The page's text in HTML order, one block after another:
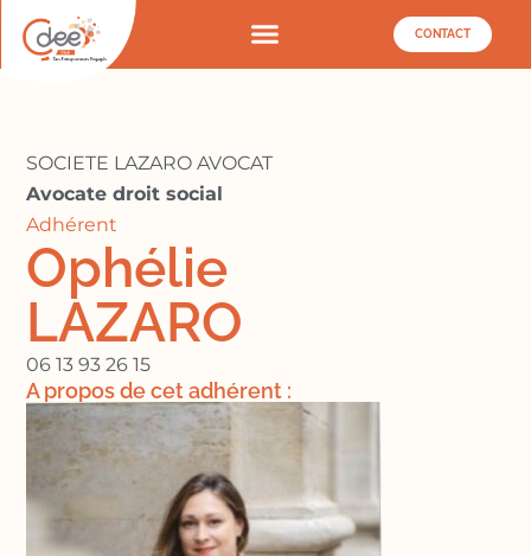
CONTACT
SOCIETE LAZARO AVOCAT
Avocate droit social
Adhérent
Ophélie
LAZARO
06 13 93 26 15
A propos de cet adhérent :